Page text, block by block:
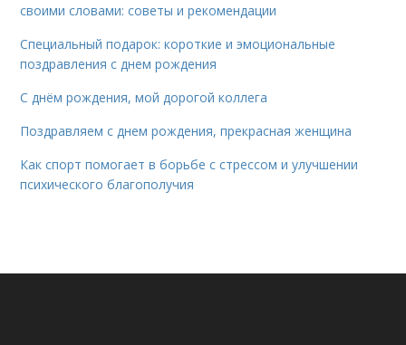
своими словами: советы и рекомендации
Специальный подарок: короткие и эмоциональные
поздравления с днем рождения
С днём рождения, мой дорогой коллега
Поздравляем с днем рождения, прекрасная женщина
Как спорт помогает в борьбе с стрессом и улучшении
психического благополучия